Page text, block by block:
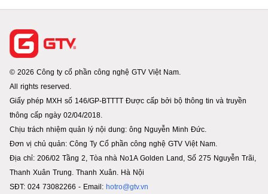
© 2026 Công ty cổ phần công nghệ GTV Việt Nam.
All rights reserved.
Giấy phép MXH số 146/GP-BTTTT Được cấp bởi bộ thông tin và truyền
thông cấp ngày 02/04/2018.
Chịu trách nhiệm quản lý nội dung: ông Nguyễn Minh Đức.
Đơn vị chủ quản: Công Ty Cổ phần công nghệ GTV Việt Nam.
Địa chỉ: 206/02 Tầng 2, Tòa nhà No1A Golden Land, Số 275 Nguyễn Trãi,
Thanh Xuân Trung. Thanh Xuân. Hà Nội
SĐT: 024 73082266 - Email: hotro@gtv.vn